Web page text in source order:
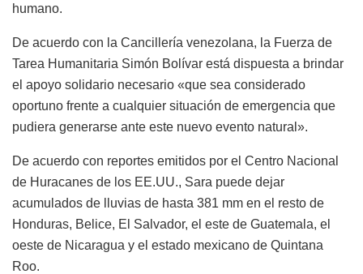
humano.
De acuerdo con la Cancillería venezolana, la Fuerza de
Tarea Humanitaria Simón Bolívar está dispuesta a brindar
el apoyo solidario necesario «que sea considerado
oportuno frente a cualquier situación de emergencia que
pudiera generarse ante este nuevo evento natural».
De acuerdo con reportes emitidos por el Centro Nacional
de Huracanes de los EE.UU., Sara puede dejar
acumulados de lluvias de hasta 381 mm en el resto de
Honduras, Belice, El Salvador, el este de Guatemala, el
oeste de Nicaragua y el estado mexicano de Quintana
Roo.